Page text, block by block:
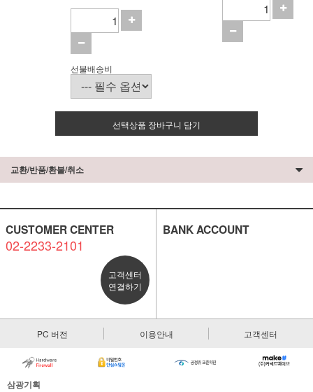
선불배송비
선택상품 장바구니 담기
교환/반품/환불/취소
CUSTOMER CENTER
02-2233-2101
고객센터
연결하기
BANK ACCOUNT
PC 버전 이용안내 고객센터
삼광기획